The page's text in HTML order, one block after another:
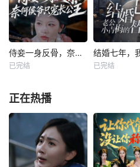
侍妾一身反骨，奈何侯爷只宠长公主
已完结 已完结
正在热播